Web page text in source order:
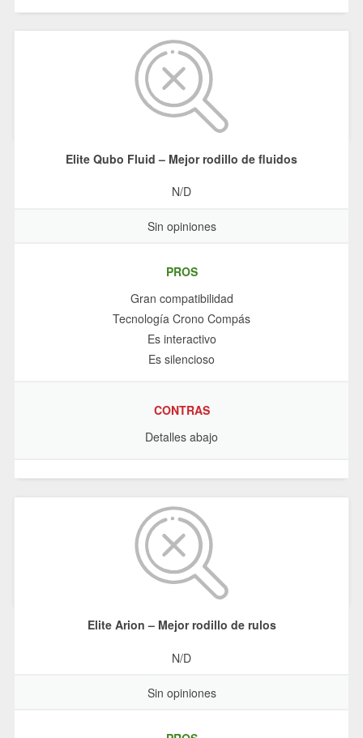
Elite Qubo Fluid – Mejor rodillo de fluidos
N/D
Sin opiniones
PROS
Gran compatibilidad
Tecnología Crono Compás
Es interactivo
Es silencioso
CONTRAS
Detalles abajo
Elite Arion – Mejor rodillo de rulos
N/D
Sin opiniones